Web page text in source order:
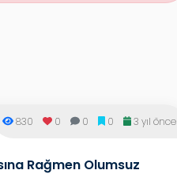
Rağmen Olumsuz
830 0 0 0 3 yıl önce